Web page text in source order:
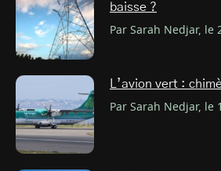
baisse ?
Par Sarah Nedjar, le
L’avion vert :
Par Sarah Nedjar, le